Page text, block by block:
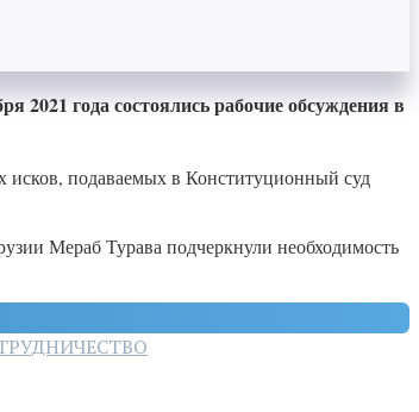
2021 года состоялись рабочие обсуждения в
исков, подаваемых в Конституционный суд
Мераб Турава подчеркнули необходимость